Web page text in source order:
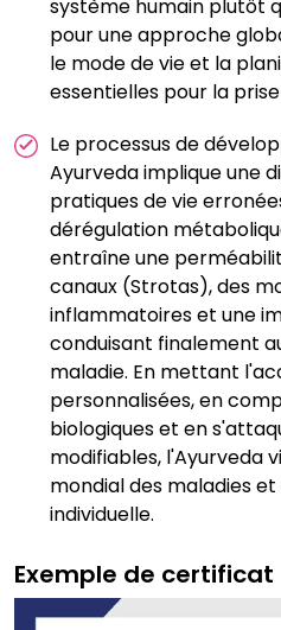
système humain plutôt
pour une approche
le mode de vie et la
essentielles pour la
Le processus de
Ayurveda implique une
pratiques de vie
dérégulation
entraîne une
canaux (Strotas), des
inflammatoires et une
conduisant finalement
maladie. En mettant
personnalisées, en
biologiques et en
modifiables, l'Ayurveda
mondial des maladies
individuelle.
Exemple de certificat